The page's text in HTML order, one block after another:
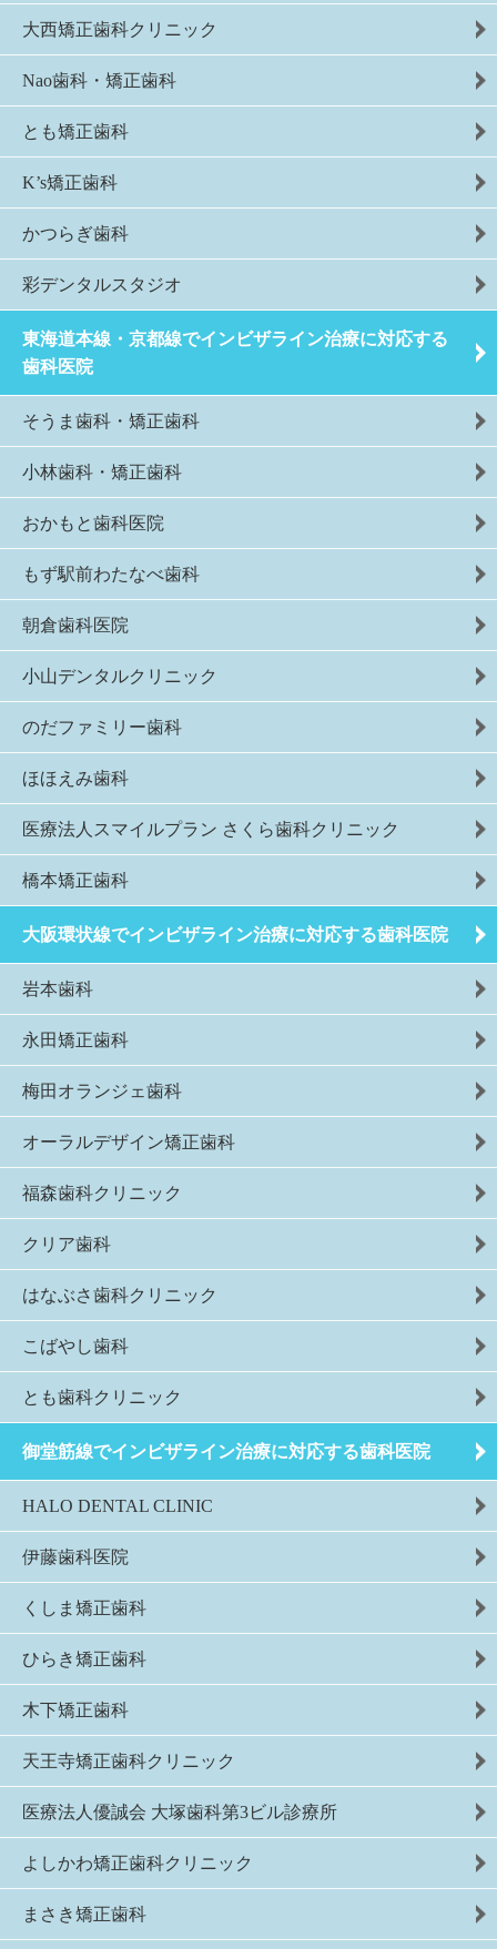
大西矯正歯科クリニック
Nao歯科・矯正歯科
とも矯正歯科
K’s矯正歯科
かつらぎ歯科
彩デンタルスタジオ
東海道本線・京都線でインビザライン治療に対応する
歯科医院
そうま歯科・矯正歯科
小林歯科・矯正歯科
おかもと歯科医院
もず駅前わたなべ歯科
朝倉歯科医院
小山デンタルクリニック
のだファミリー歯科
ほほえみ歯科
医療法人スマイルプラン さくら歯科クリニック
橋本矯正歯科
大阪環状線でインビザライン治療に対応する歯科医院
岩本歯科
永田矯正歯科
梅田オランジェ歯科
オーラルデザイン矯正歯科
福森歯科クリニック
クリア歯科
はなぶさ歯科クリニック
こばやし歯科
とも歯科クリニック
御堂筋線でインビザライン治療に対応する歯科医院
HALO DENTAL CLINIC
伊藤歯科医院
くしま矯正歯科
ひらき矯正歯科
木下矯正歯科
天王寺矯正歯科クリニック
医療法人優誠会 大塚歯科第3ビル診療所
よしかわ矯正歯科クリニック
まさき矯正歯科